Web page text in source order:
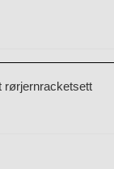
rørjernracketsett